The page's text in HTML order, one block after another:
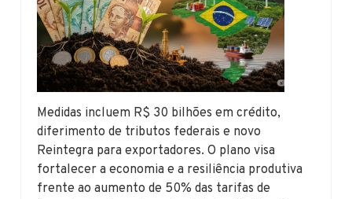
Medidas incluem R$ 30 bilhões em crédito,
diferimento de tributos federais e novo
Reintegra para exportadores. O plano visa
fortalecer a economia e a resiliência produtiva
frente ao aumento de 50% das tarifas de